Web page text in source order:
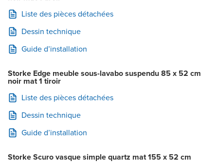
Liste des pièces détachées
Dessin technique
Guide d’installation
Storke Edge meuble sous-lavabo suspendu 85 x 52 cm
noir mat 1 tiroir
Liste des pièces détachées
Dessin technique
Guide d’installation
Storke Scuro vasque simple quartz mat 155 x 52 cm